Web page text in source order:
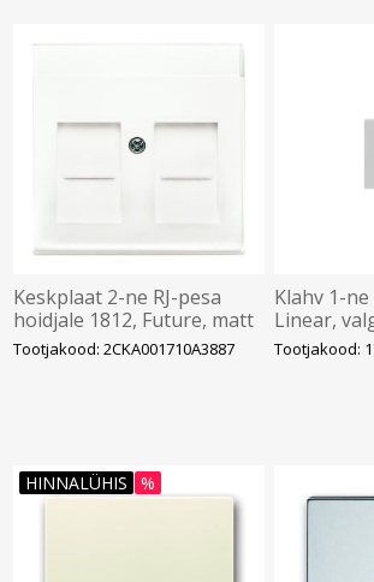
Keskplaat 2-ne RJ-pesa
hoidjale 1812, Future, matt
valge
Tootjakood: 2CKA001710A3887
Klahv 1-
Linear,
Tootjakood:
HINNALÜHIS %